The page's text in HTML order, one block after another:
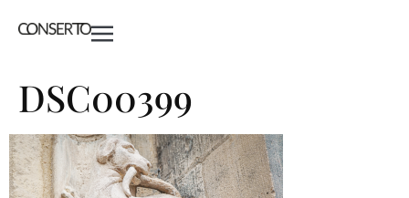
DSC00399